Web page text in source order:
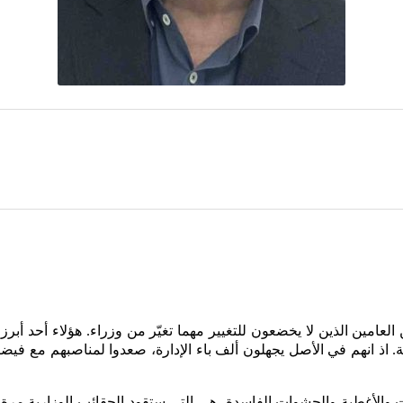
العامين الذين لا يخضعون للتغيير مهما تغيّر من وزراء.هؤلاء أحد
أبرز
. اذ انهم في الأصل يجهلون ألف باء الإدارة، صعدوا لمناصبهم مع